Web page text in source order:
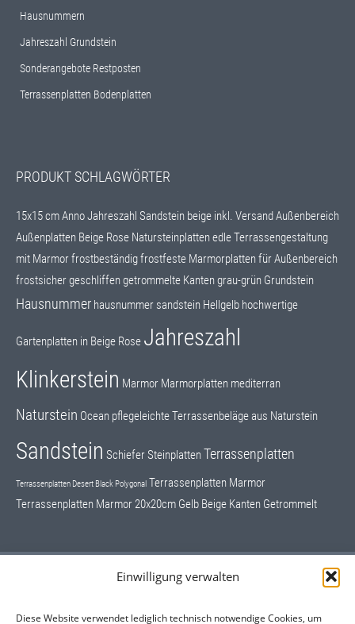
Einwilligung verwalten
Diese Website verwendet lediglich technisch notwendige Cookies, um
Hausnummern
Jahreszahl Grundstein
Sonderangebote Restposten
Terrassenplatten Bodenplatten
PRODUKT SCHLAGWÖRTER
15x15 cmAnno Jahreszahl Sandstein beige inkl. Versand Außenbereich
Außenplatten Beige Rose Natursteinplattenedle Terrassengestaltung
mit Marmorfrostbeständigfrostfeste Marmorplatten für Außenbereich
frostsichergeschliffengetrommelte Kantengrau-grün Grundstein
Hausnummer hausnummer sandstein Hellgelb hochwertige
Gartenplatten in Beige Rose Jahreszahl
Klinkerstein Marmor Marmorplatten mediterran
Naturstein Ocean pflegeleichte Terrassenbeläge aus Naturstein
Sandstein SchieferSteinplattenTerrassenplatten
Terrassenplatten Desert Black Polygonal Terrassenplatten Marmor
Terrassenplatten Marmor 20x20cm Gelb Beige Kanten Getrommelt
Hausnummern